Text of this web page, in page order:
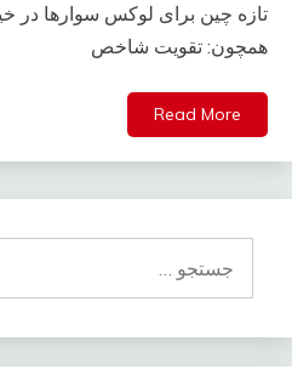
تازه چین برای لوکس سوارها در
همچون: تقویت شاخص
Read More
برای: